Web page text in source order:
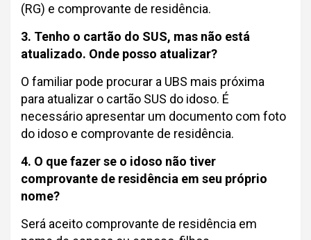
(RG) e comprovante de residência.
3. Tenho o cartão do SUS, mas não está
atualizado. Onde posso atualizar?
O familiar pode procurar a UBS mais próxima
para atualizar o cartão SUS do idoso. É
necessário apresentar um documento com foto
do idoso e comprovante de residência.
4. O que fazer se o idoso não tiver
comprovante de residência em seu próprio
nome?
Será aceito comprovante de residência em